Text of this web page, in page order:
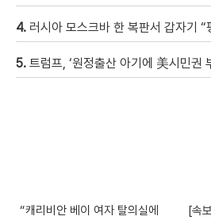
4. 러시아 모스크바 한 복판서 갑자기 “펑”…레스토랑 주변서
5. 트럼프, ‘원정출산 아기에 美시민권
“캐리비안 베이 여자 탈의실에
[속